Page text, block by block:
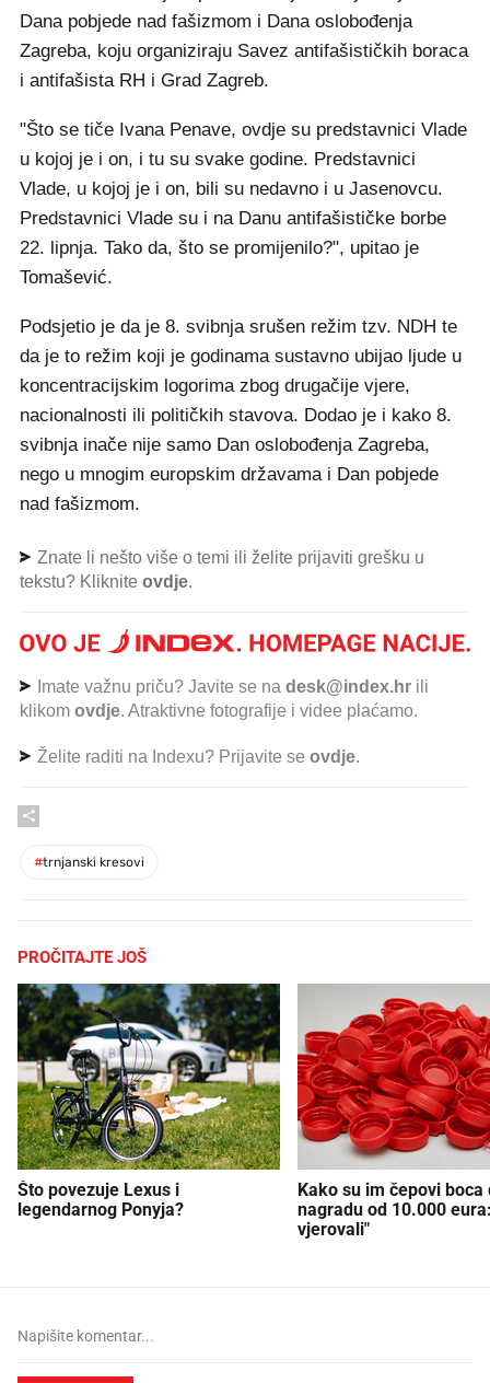
Dana pobjede nad fašizmom i Dana oslobođenja
Zagreba, koju organiziraju Savez antifašističkih boraca
i antifašista RH i Grad Zagreb.
"Što se tiče Ivana Penave, ovdje su predstavnici Vlade
u kojoj je i on, i tu su svake godine. Predstavnici
Vlade, u kojoj je i on, bili su nedavno i u Jasenovcu.
Predstavnici Vlade su i na Danu antifašističke borbe
22. lipnja. Tako da, što se promijenilo?", upitao je
Tomašević.
Podsjetio je da je 8. svibnja srušen režim tzv. NDH te
da je to režim koji je godinama sustavno ubijao ljude u
koncentracijskim logorima zbog drugačije vjere,
nacionalnosti ili političkih stavova. Dodao je i kako 8.
svibnja inače nije samo Dan oslobođenja Zagreba,
nego u mnogim europskim državama i Dan pobjede
nad fašizmom.
Znate li nešto više o temi ili želite prijaviti grešku u
tekstu? Kliknite ovdje.
Imate važnu priču? Javite se na desk@index.hr ili
klikom ovdje. Atraktivne fotografije i videe plaćamo.
Želite raditi na Indexu? Prijavite se ovdje.
#trnjanski kresovi
PROČITAJTE JOŠ
Što povezuje Lexus i
legendarnog Ponyja?
Kako su im čepovi boca
nagradu od 10.000
vjerovali"